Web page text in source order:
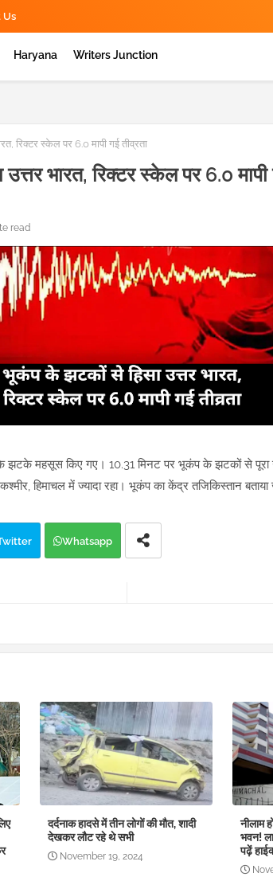
Us
Haryana Writers Junction
रिक्टर स्केल पर 6.0 मापी गई तीव्रता
भारत, रिक्टर स्केल पर 6.0 मापी
read
झटके महसूस किए गए। 10.31 मिनट पर भूकंप के झटकों से पूरा
हिमाचल में ज्यादा रहा। भूकंप का केंद्र तजिकिस्तान
Whatsapp
दर्दनाक हादसे में तीन लोगों की मौत, शादी
देखकर लौट रहे थे सभी
November 19, 2024
नीलाम
भवन!
पढ़ें